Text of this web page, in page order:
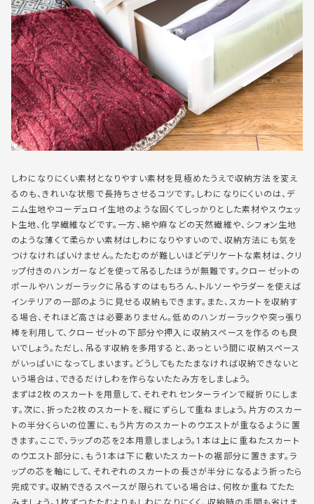
しわになりにくい素材となりやすい素材を見極めたうえで収納方法を変え
るのも、きれいな状態で長持ちさせるコツです。しわになりにくいのは、デ
ニム生地やコーデュロイ生地のような固くてしっかりとした素材やスウェッ
ト生地、化学繊維などです。一方、綿や麻などの天然繊維や、シフォン生地
のような薄くて柔らかい素材はしわになりやすいので、収納方法にも気を
つけなければいけません。たたむのが難しいほどデリケートな素材は、クリ
ップ付きのハンガーなどを使って吊るしたほうが無難です。クローゼットの
ポールやハンガーラックに吊るすのはもちろん、トルソーやラダーを使えば
インテリアの一部のように見せる収納もできます。また、スカートを収納す
る場合、それほど高さは必要ありません。低めのハンガーラックや突っ張り
棒を利用して、クローゼットの下部分や押入に収納スペースを作るのも良
いでしょう。ただし、吊るす収納を多用すると、あっという間に収納スペース
がいっぱいになってしまいます。どうしてもたたまなければ収納できないと
いう場合は、できるだけしわを作らないたたみ方をしましょう。
まずは2枚のスカートを用意して、それぞれセンターラインで縦折りにしま
す。次に、折った2枚のスカートを、縦にずらして重ねましょう。片方のスカー
トの半分くらいの位置に、もう片方のスカートのウエストが重なるように置
きます。ここで、ラップの芯を2本用意しましょう。1本は上に重ねたスカート
のウエスト部分に、もう1本は下に敷いたスカートの裾部分に置きます。ラ
ップの芯を軸にして、それぞれのスカートの長さが半分になるよう折ったら
完成です。収納できるスペースが限られている場合は、何枚か重ねてたた